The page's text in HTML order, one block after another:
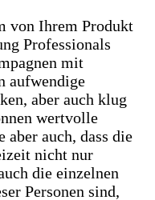
von Ihrem Produkt
Professionals
mit
aufwendige
aber auch klug
wertvolle
auch, dass die
nicht nur
die einzelnen
Personen sind,